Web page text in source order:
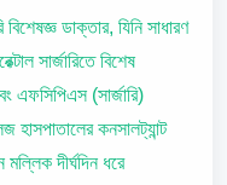
ডাক্তার, যিনি সাধারণ
সার্জারিতে বিশেষ
এফসিপিএস (সার্জারি)
হাসপাতালের কনসালট্যান্ট
মল্লিক দীর্ঘদিন ধরে